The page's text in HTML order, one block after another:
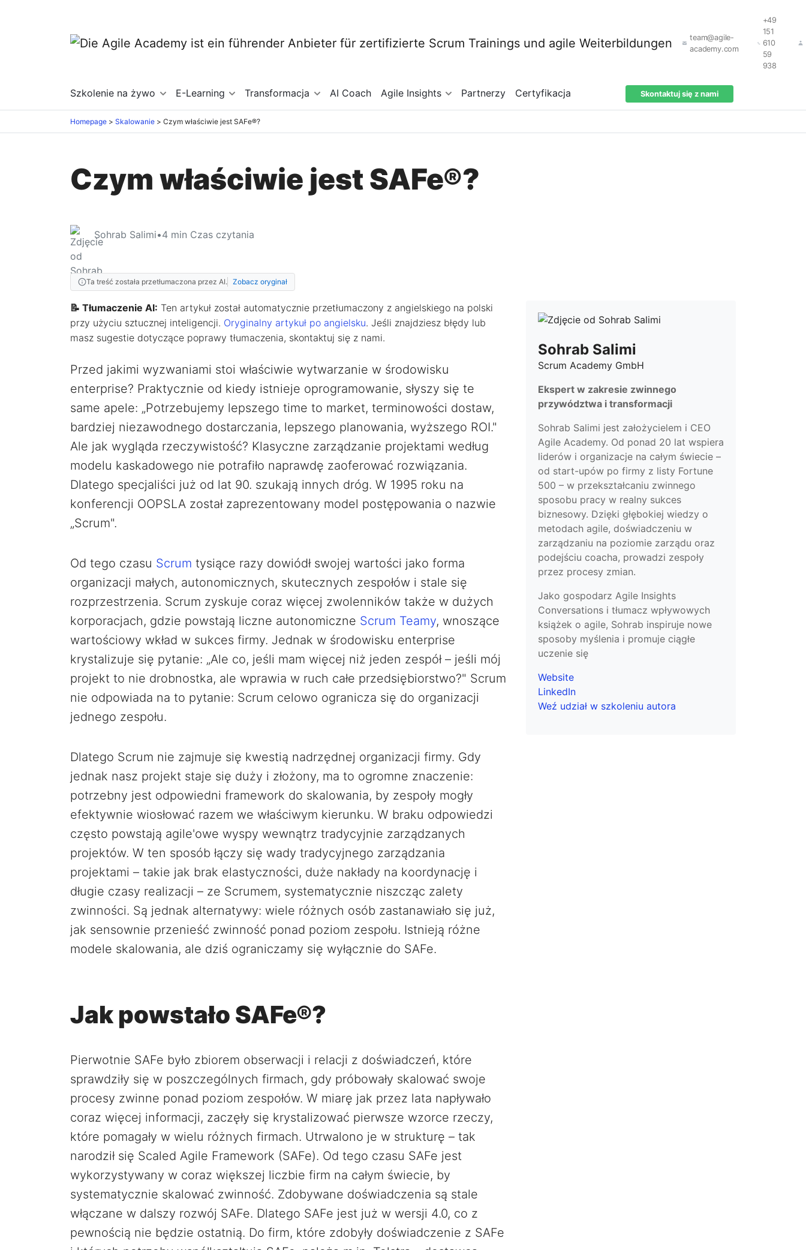
team@agile-
academy.com
+49
151
610
59
938
Szkolenie na żywo E-Learning Transformacja AI Coach Agile Insights Partnerzy Certyfikacja Skontaktuj się z nami
Homepage Skalowanie Czym właściwie jest SAFe®?
Czym właściwie jest SAFe®?
Sohrab Salimi•4 min Czas czytania
Ta treść została przetłumaczona przez AI. Zobacz oryginał
📝 Tłumaczenie AI: Ten artykuł został automatycznie przetłumaczony z angielskiego na polski
przy użyciu sztucznej inteligencji. Oryginalny artykuł po angielsku. Jeśli znajdziesz błędy lub
masz sugestie dotyczące poprawy tłumaczenia, skontaktuj się z nami.
Przed jakimi wyzwaniami stoi właściwie wytwarzanie w środowisku
enterprise? Praktycznie od kiedy istnieje oprogramowanie, słyszy się te
same apele: „Potrzebujemy lepszego time to market, terminowości dostaw,
bardziej niezawodnego dostarczania, lepszego planowania, wyższego ROI."
Ale jak wygląda rzeczywistość? Klasyczne zarządzanie projektami według
modelu kaskadowego nie potrafiło naprawdę zaoferować rozwiązania.
Dlatego specjaliści już od lat 90. szukają innych dróg. W 1995 roku na
konferencji OOPSLA został zaprezentowany model postępowania o nazwie
„Scrum".
Od tego czasu Scrum tysiące razy dowiódł swojej wartości jako forma
organizacji małych, autonomicznych, skutecznych zespołów i stale się
rozprzestrzenia. Scrum zyskuje coraz więcej zwolenników także w dużych
korporacjach, gdzie powstają liczne autonomiczne Scrum Teamy, wnoszące
wartościowy wkład w sukces firmy. Jednak w środowisku enterprise
krystalizuje się pytanie: „Ale co, jeśli mam więcej niż jeden zespół – jeśli mój
projekt to nie drobnostka, ale wprawia w ruch całe przedsiębiorstwo?" Scrum
nie odpowiada na to pytanie: Scrum celowo ogranicza się do organizacji
jednego zespołu.
Dlatego Scrum nie zajmuje się kwestią nadrzędnej organizacji firmy. Gdy
jednak nasz projekt staje się duży i złożony, ma to ogromne znaczenie:
potrzebny jest odpowiedni framework do skalowania, by zespoły mogły
efektywnie wiosłować razem we właściwym kierunku. W braku odpowiedzi
często powstają agile'owe wyspy wewnątrz tradycyjnie zarządzanych
projektów. W ten sposób łączy się wady tradycyjnego zarządzania
projektami – takie jak brak elastyczności, duże nakłady na koordynację i
długie czasy realizacji – ze Scrumem, systematycznie niszcząc zalety
zwinności. Są jednak alternatywy: wiele różnych osób zastanawiało się już,
jak sensownie przenieść zwinność ponad poziom zespołu. Istnieją różne
modele skalowania, ale dziś ograniczamy się wyłącznie do SAFe.
Jak powstało SAFe®?
Pierwotnie SAFe było zbiorem obserwacji i relacji z doświadczeń, które
sprawdziły się w poszczególnych firmach, gdy próbowały skalować swoje
procesy zwinne ponad poziom zespołów. W miarę jak przez lata napływało
coraz więcej informacji, zaczęły się krystalizować pierwsze wzorce rzeczy,
które pomagały w wielu różnych firmach. Utrwalono je w strukturę – tak
narodził się Scaled Agile Framework (SAFe). Od tego czasu SAFe jest
wykorzystywany w coraz większej liczbie firm na całym świecie, by
systematycznie skalować zwinność. Zdobywane doświadczenia są stale
włączane w dalszy rozwój SAFe. Dlatego SAFe jest już w wersji 4.0, co z
pewnością nie będzie ostatnią. Do firm, które zdobyły doświadczenie z SAFe
Sohrab Salimi
Scrum Academy GmbH
Ekspert w zakresie zwinnego
przywództwa i transformacji
Sohrab Salimi jest założycielem i CEO
Agile Academy. Od ponad 20 lat wspiera
liderów i organizacje na całym świecie –
od start-upów po firmy z listy Fortune
500 – w przekształcaniu zwinnego
sposobu pracy w realny sukces
biznesowy. Dzięki głębokiej wiedzy o
metodach agile, doświadczeniu w
zarządzaniu na poziomie zarządu oraz
podejściu coacha, prowadzi zespoły
przez procesy zmian.
Jako gospodarz Agile Insights
Conversations i tłumacz wpływowych
książek o agile, Sohrab inspiruje nowe
sposoby myślenia i promuje ciągłe
uczenie się
Website
LinkedIn
Weź udział w szkoleniu autora